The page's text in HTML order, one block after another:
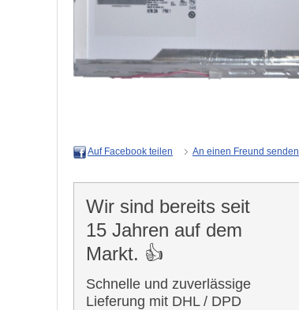
Auf Facebook teilen An einen Freund senden
Wir sind bereits seit
15 Jahren auf dem
Markt. 👍
Schnelle und zuverlässige
Lieferung mit DHL / DPD